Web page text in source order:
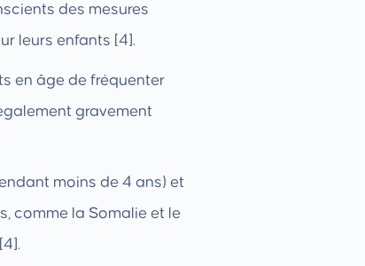
des mesures
leurs enfants [4].
en âge de fréquenter
gravement
moins de 4 ans) et
comme la Somalie et le